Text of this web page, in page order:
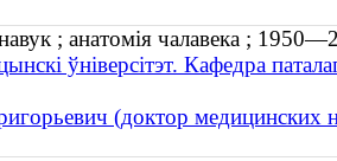
; анатомія чалавека ;
ўніверсітэт. Кафедра
(доктор медицинских